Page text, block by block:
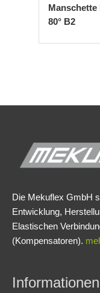
Manschette
80° B2
Die Mekuflex GmbH
Entwicklung,
Elastischen
(Kompensatoren).
Informationen